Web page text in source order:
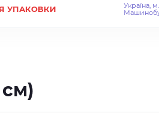
УПАКОВКИ
Україна,